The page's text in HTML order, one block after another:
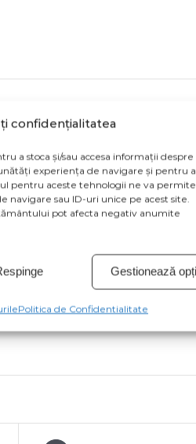
confidențialitatea
a stoca și/sau accesa informații despre
experiența de navigare și pentru a
pentru aceste tehnologii ne va permite
sau ID-uri unice pe acest site.
pot afecta negativ anumite
Gestionează
Politica de Confidentialitate
M
LATTE
acestea vor fi inlocuite
decoratiunilor din brad,
capitalei, se adauga
și pot conține
eronat în funcție de